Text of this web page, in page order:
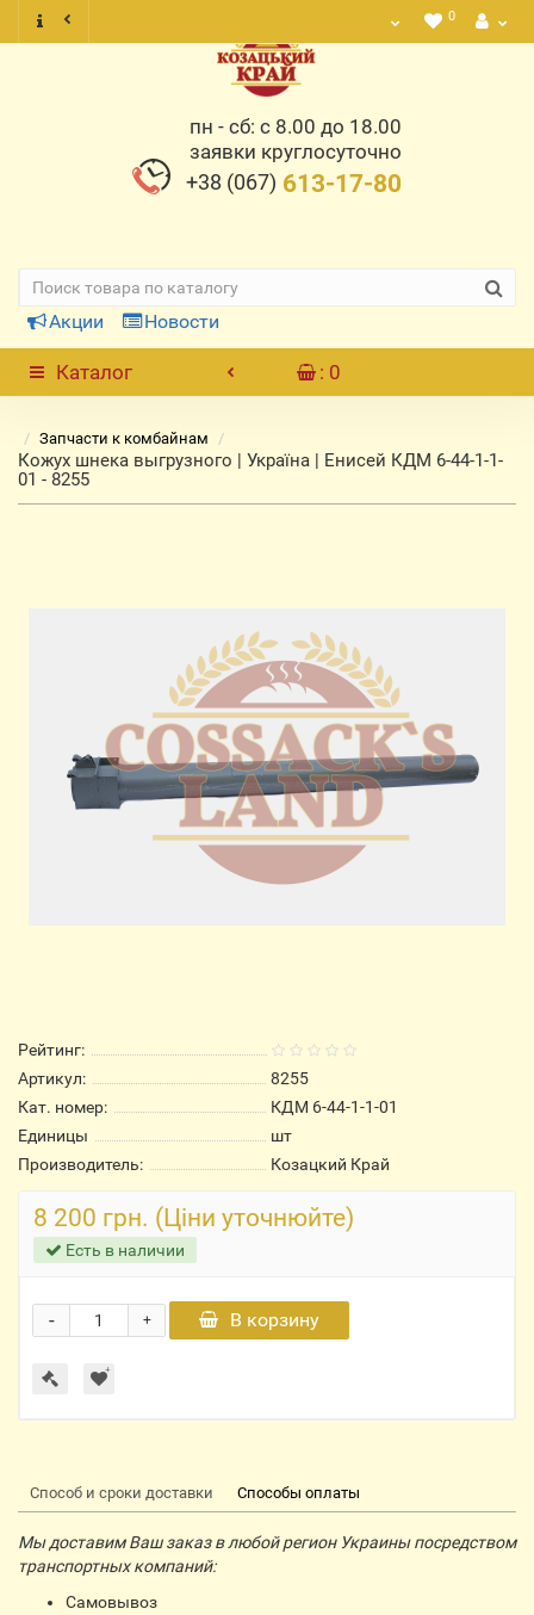
0
пн - сб: с 8.00 до 18.00
заявки круглосуточно
+38 (067) 613-17-80
Акции Новости
Каталог : 0
Запчасти к комбайнам
Кожух шнека выгрузного | Україна | Енисей КДМ 6-44-1-1-
01 - 8255
Рейтинг:
Артикул:
8255
Кат. номер:
КДМ 6-44-1-1-01
Единицы
шт
Производитель:
Козацкий Край
8 200 грн. (Ціни уточнюйте)
Есть в наличии
+
- В корзину
Способ и сроки доставки Способы оплаты
Мы доставим Ваш заказ в любой регион Украины посредством
транспортных компаний:
Самовывоз